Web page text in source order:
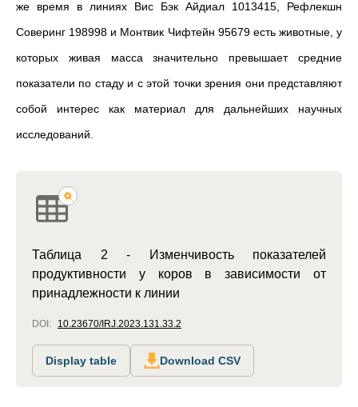
же время в линиях Вис Бэк Айдиал 1013415, Рефлекшн
Соверинг 198998 и Монтвик Чифтейн 95679 есть животные, у
которых живая масса значительно превышает средние
показатели по стаду и с этой точки зрения они представляют
собой интерес как материал для дальнейших научных
исследований.
Таблица 2 - Изменчивость показателей
продуктивности у коров в зависимости от
принадлежности к линии
DOI: 10.23670/IRJ.2023.131.33.2
Display table Download CSV